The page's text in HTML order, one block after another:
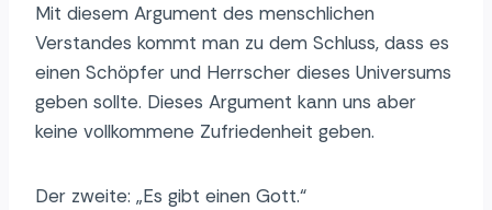
Mit diesem Argument des menschlichen
Verstandes kommt man zu dem Schluss, dass es
einen Schöpfer und Herrscher dieses Universums
geben sollte. Dieses Argument kann uns aber
keine vollkommene Zufriedenheit geben.
Der zweite: „Es gibt einen Gott.“